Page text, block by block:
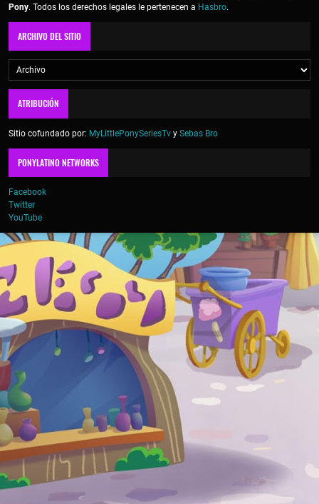
Pony. Todos los derechos legales le pertenecen a Hasbro.
ARCHIVO DEL SITIO
ATRIBUCIÓN
Sitio cofundado por: MyLittlePonySeriesTv y Sebas Bro
PONYLATINO NETWORKS
Facebook
Twitter
YouTube